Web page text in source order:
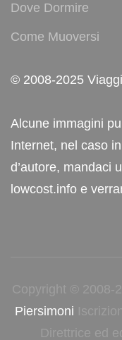
Dove Dormire
Come Muoversi
© 2008-2025
Alcune immagini
Internet, nel caso
d’autore, mandaci
lowcost.info e
Copyright © 2008-
Piersimoni
Direttrice ed